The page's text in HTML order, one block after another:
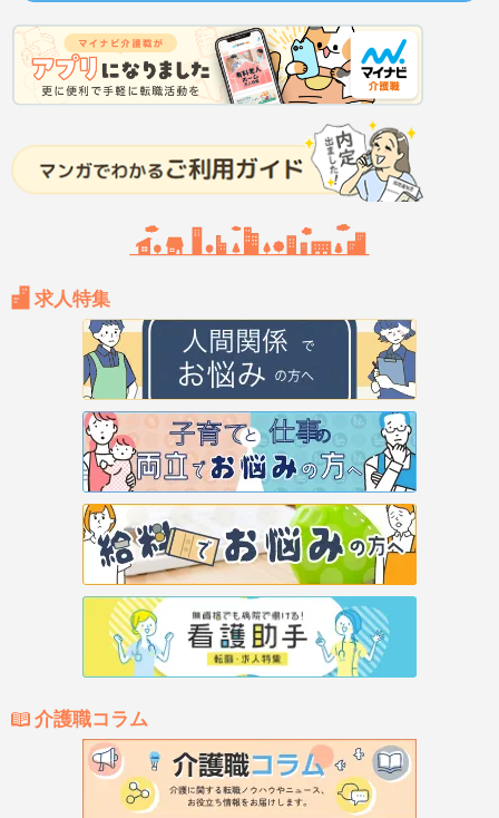
求人特集
介護職コラム